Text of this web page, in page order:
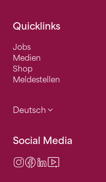
Quicklinks
Jobs
Medien
Shop
Meldestellen
Deutsch
Social Media
Instagram
Facebook
LinkedIn